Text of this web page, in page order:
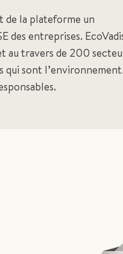
de la plateforme un
des entreprises.
au travers de 200
qui sont